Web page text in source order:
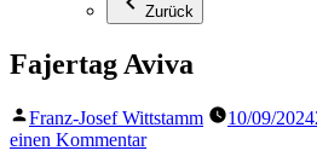
Zurück
Fajertag Aviva
Veröffentlicht
von
Franz-Josef Wittstamm 10/09/2024
einen Kommentarzu